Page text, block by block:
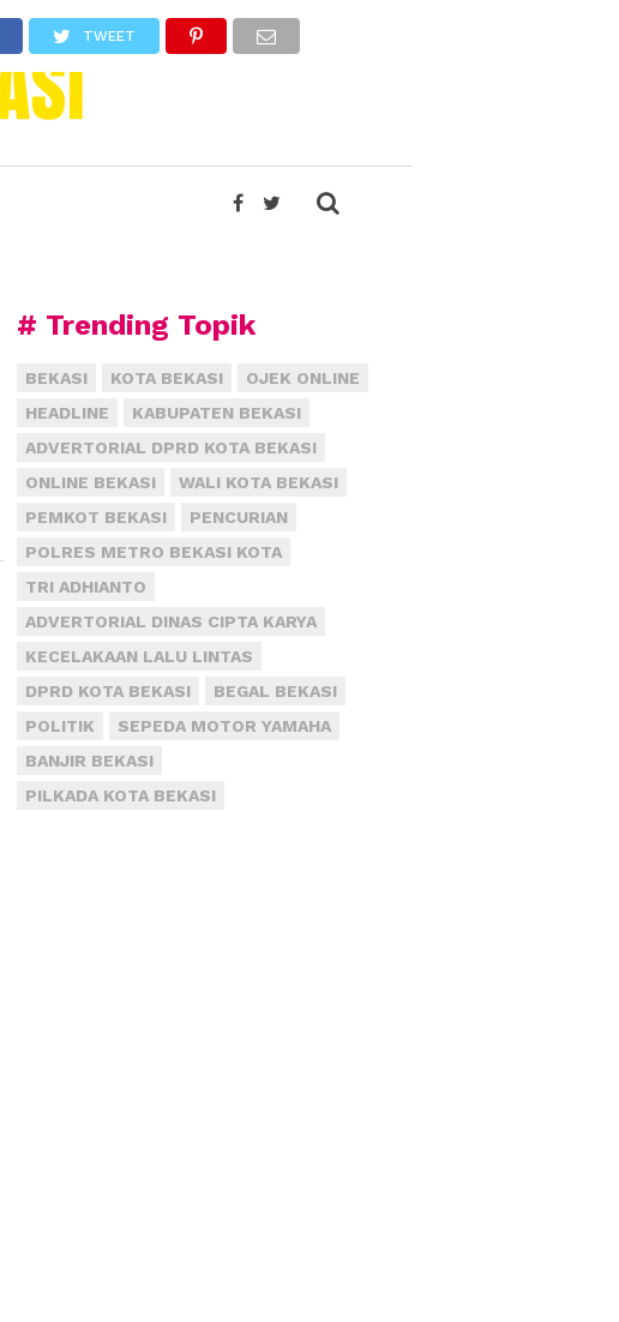
TWEET
# Trending Topik
BEKASI KOTA BEKASI
OJEK ONLINE
HEADLINE
KABUPATEN BEKASI
ADVERTORIAL DPRD KOTA BEKASI
ONLINE BEKASI
WALI KOTA BEKASI
PEMKOT BEKASI
PENCURIAN
POLRES METRO BEKASI KOTA
TRI ADHIANTO
ADVERTORIAL DINAS CIPTA KARYA
KECELAKAAN LALU LINTAS
DPRD KOTA BEKASI
BEGAL BEKASI
POLITIK
SEPEDA MOTOR YAMAHA
BANJIR BEKASI
PILKADA KOTA BEKASI